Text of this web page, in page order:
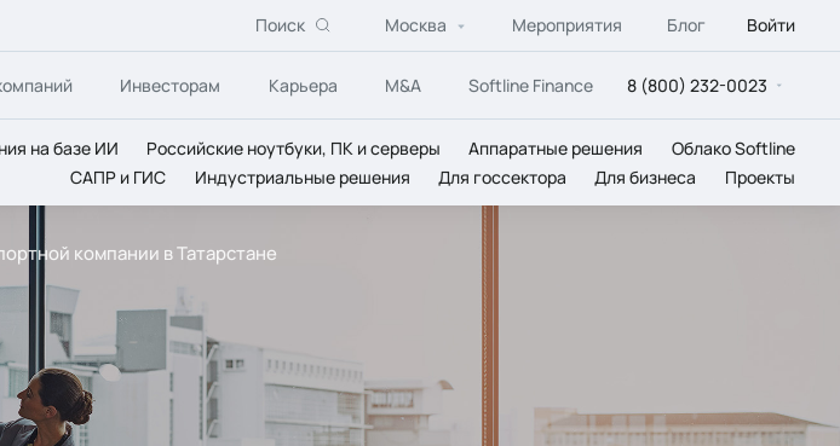
Поиск Москва Мероприятия Блог Войти
Инвесторам Карьера M&A Softline Finance 8 (800) 232-0023
на базе ИИ Российские ноутбуки, ПК и серверы Аппаратные решения
Облако Softline
САПР и ГИС
Индустриальные решения Для госсектора Для бизнеса Проекты
компании в Татарстане